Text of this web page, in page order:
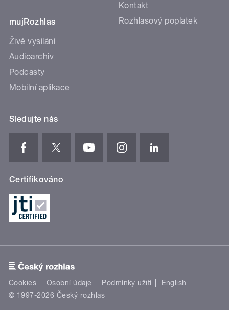
mujRozhlas
Živé vysílání
Audioarchiv
Podcasty
Mobilní aplikace
Kontakt
Rozhlasový poplatek
Sledujte nás
Certifikováno
Cookies Osobní údaje Podmínky užití
English
© 1997-2026 Český rozhlas